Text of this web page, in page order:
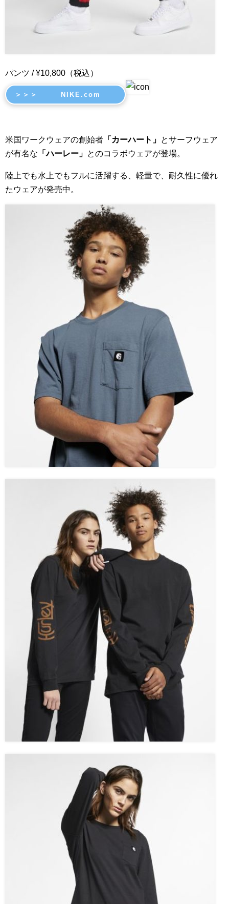
パンツ / ¥10,800（税込）
＞＞＞ NIKE.com
米国ワークウェアの創始者 「カーハート」
とサーフウェア
が有名な 「ハーレー」 とのコラボウェアが登場。
陸上でも水上でもフルに活躍する、軽量で、耐久性に優れ
たウェアが発売中。